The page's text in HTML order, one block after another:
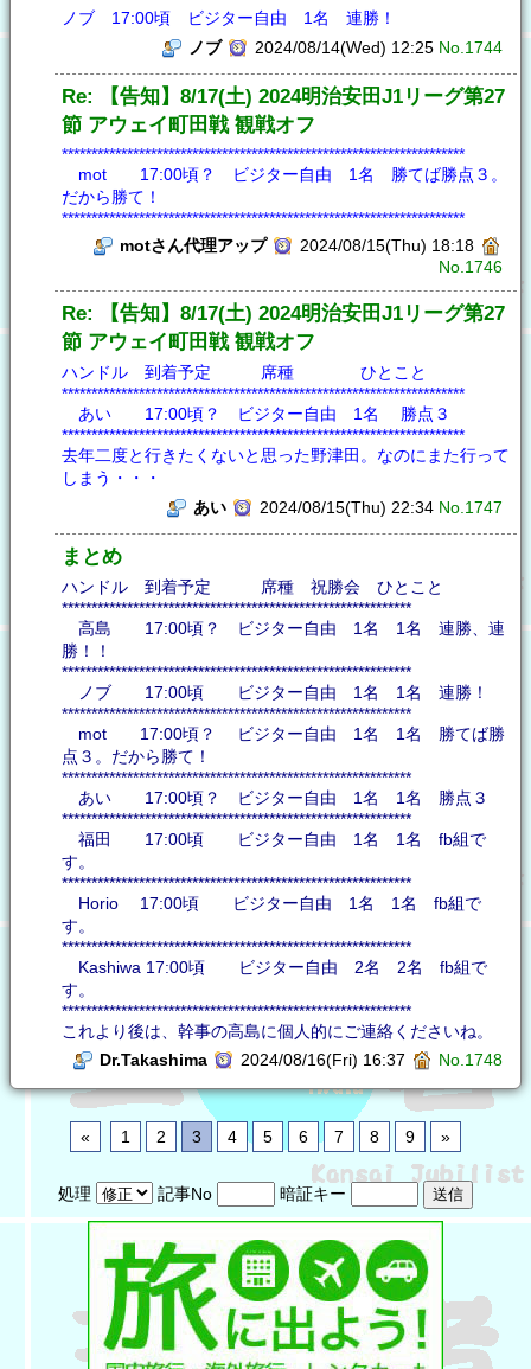
ノブ 17:00頃 ビジター自由 1名 連勝！
ノブ
2024/08/14(Wed) 12:25 No.1744
Re: 【告知】8/17(土) 2024明治安田J1リーグ第27
節 アウェイ町田戦 観戦オフ
********************************************************************
mot 17:00頃？ ビジター自由 1名 勝てば勝点３。
だから勝て！
********************************************************************
motさん代理アップ
2024/08/15(Thu) 18:18
No.1746
Re: 【告知】8/17(土) 2024明治安田J1リーグ第27
節 アウェイ町田戦 観戦オフ
ハンドル 到着予定 席種 ひとこと
********************************************************************
あい 17:00頃？ ビジター自由 1名 勝点３
********************************************************************
去年二度と行きたくないと思った野津田。なのにまた行って
しまう・・・
あい
2024/08/15(Thu) 22:34 No.1747
まとめ
ハンドル 到着予定 席種 祝勝会 ひとこと
***********************************************************
高島 17:00頃？ ビジター自由 1名 1名 連勝、連
勝！！
***********************************************************
ノブ 17:00頃 ビジター自由 1名 1名 連勝！
***********************************************************
mot 17:00頃？ ビジター自由 1名 1名 勝てば勝
点３。だから勝て！
***********************************************************
あい 17:00頃？ ビジター自由 1名 1名 勝点３
***********************************************************
福田 17:00頃 ビジター自由 1名 1名 fb組で
す。
***********************************************************
Horio 17:00頃 ビジター自由 1名 1名 fb組で
す。
***********************************************************
Kashiwa 17:00頃 ビジター自由 2名 2名 fb組で
す。
***********************************************************
これより後は、幹事の高島に個人的にご連絡くださいね。
Dr.Takashima
2024/08/16(Fri) 16:37 No.1748
« 1 2 3 4 5 6 7 8 9 »
処理 記事No 暗証キー